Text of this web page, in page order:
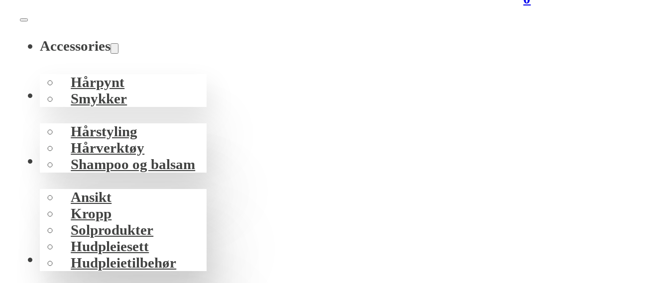
Accessories
Hårpynt
Smykker
Hår
Hårstyling
Hårverktøy
Shampoo og balsam
Hud
Ansikt
Kropp
Solprodukter
Hudpleiesett
Hudpleietilbehør
Sminke